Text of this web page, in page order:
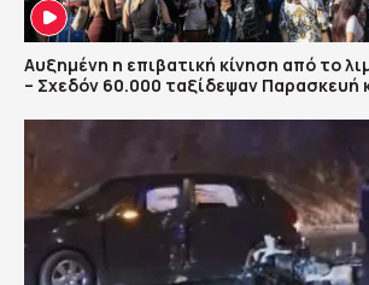
Αυξημένη η επιβατική κίνηση από το
– Σχεδόν 60.000 ταξίδεψαν Παρασκευή